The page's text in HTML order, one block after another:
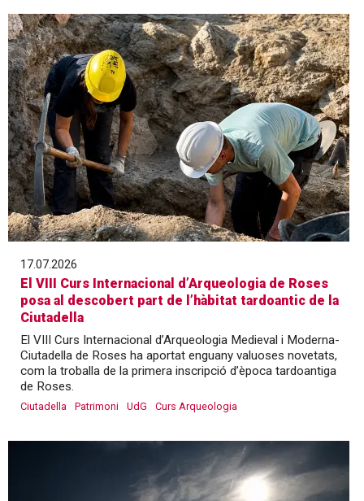
17.07.2026
El VIII Curs Internacional d’Arqueologia de Roses
posa al descobert part de l’hàbitat tardoantic de la
Ciutadella
El VIII Curs Internacional d’Arqueologia Medieval i Moderna-
Ciutadella de Roses ha aportat enguany valuoses novetats,
com la troballa de la primera inscripció d’època tardoantiga
de Roses.
Ciutadella Patrimoni UdG Curs Arqueologia